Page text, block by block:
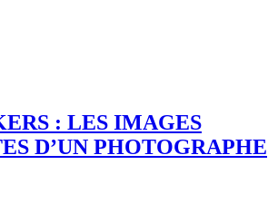
: LES IMAGES
D’UN PHOTOGRAPHE